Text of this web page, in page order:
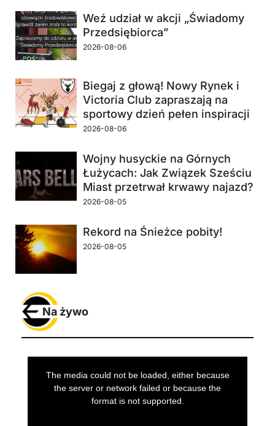
Weź udział w akcji „Świadomy
Przedsiębiorca”
2026-08-06
Biegaj z głową! Nowy Rynek i
Victoria Club zapraszają na
sportowy dzień pełen inspiracji
2026-08-06
Wojny husyckie na Górnych
Łużycach: Jak Związek Sześciu
Miast przetrwał krwawy najazd?
2026-08-05
Rekord na Śnieżce pobity!
2026-08-05
Na żywo